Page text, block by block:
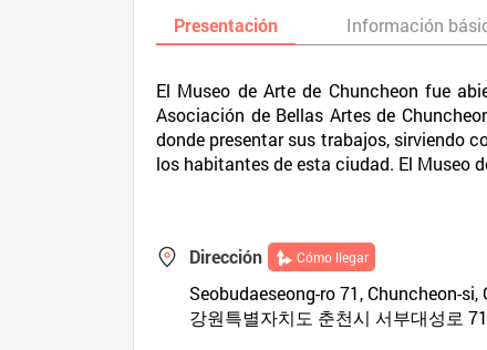
Presentación Información
El Museo de Arte de Chuncheon fue
Asociación de Bellas Artes de
donde presentar sus trabajos, sirviendo
los habitantes de esta ciudad. El Museo
Dirección Cómo llegar
Seobudaeseong-ro 71, Chuncheon-si,
강원특별자치도 춘천시 서부대성로